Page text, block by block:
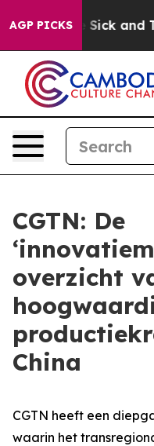
AGP PICKSAre Sick and
CGTN: De
overzicht
China
CGTN heeft een
waarin het